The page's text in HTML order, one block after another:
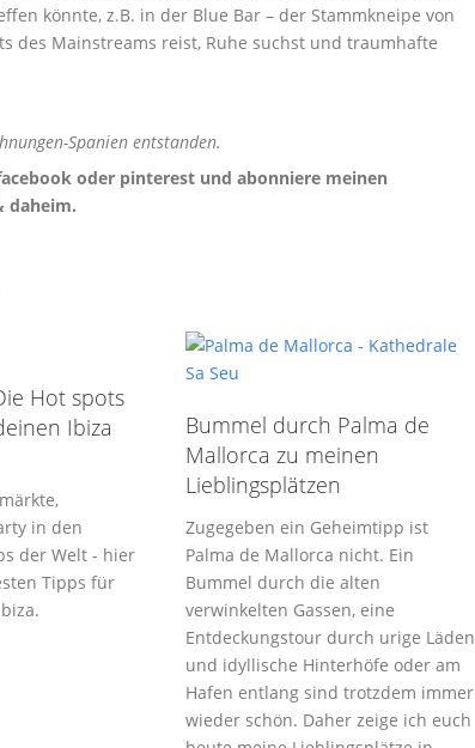
könnte, z.B. in der Blue Bar – der Stammkneipe von
des Mainstreams reist, Ruhe suchst und traumhafte
Spanien entstanden.
oder pinterest und abonniere meinen
daheim.
Hot spots
Ibiza
in den
der Welt - hier
Tipps für
Bummel durch Palma de
Mallorca zu meinen
Lieblingsplätzen
Zugegeben ein Geheimtipp ist
Palma de Mallorca nicht. Ein
Bummel durch die alten
verwinkelten Gassen, eine
Entdeckungstour durch urige Läden
und idyllische Hinterhöfe oder am
Hafen entlang sind trotzdem immer
wieder schön. Daher zeige ich euch